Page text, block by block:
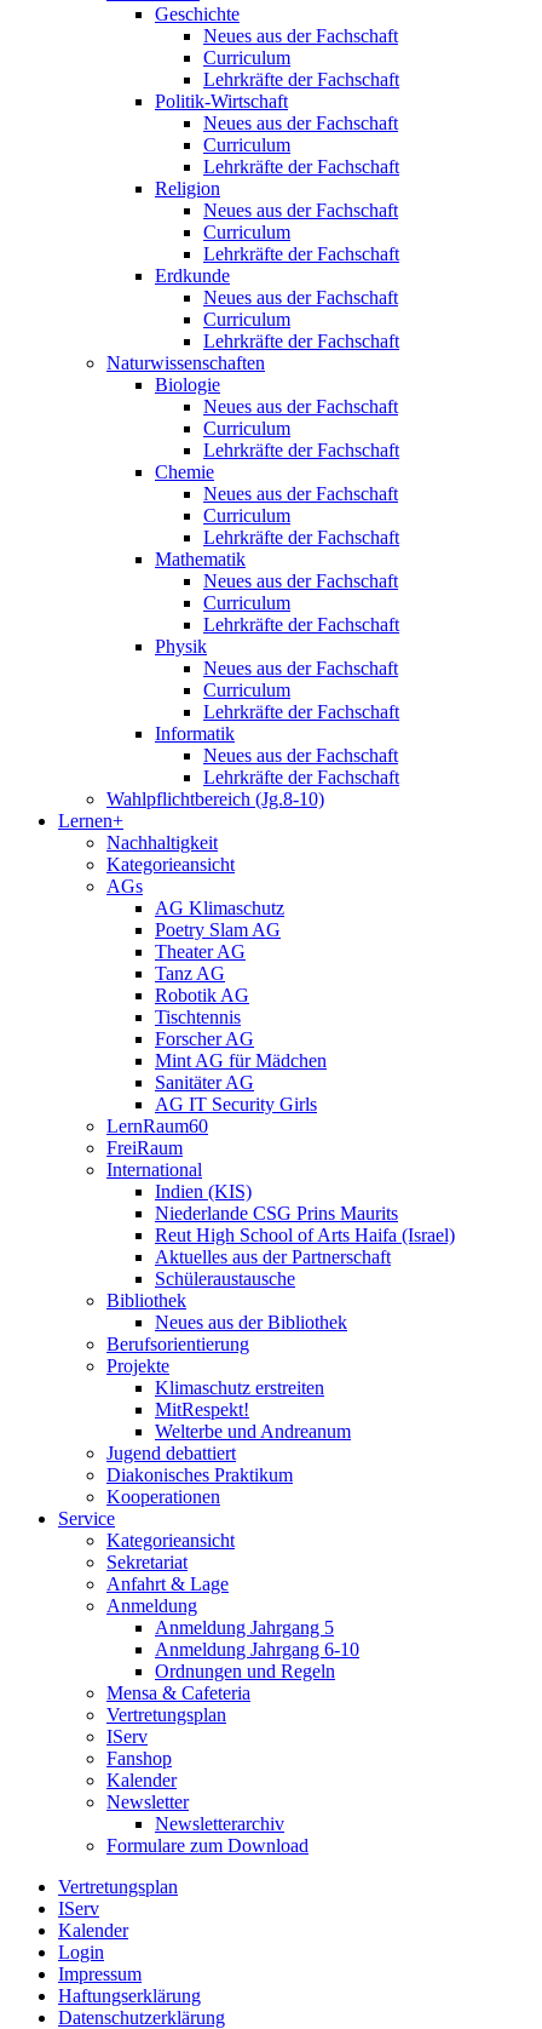
Geschichte
Neues aus der Fachschaft
Curriculum
Lehrkräfte der Fachschaft
Politik-Wirtschaft
Neues aus der Fachschaft
Curriculum
Lehrkräfte der Fachschaft
Religion
Neues aus der Fachschaft
Curriculum
Lehrkräfte der Fachschaft
Erdkunde
Neues aus der Fachschaft
Curriculum
Lehrkräfte der Fachschaft
Naturwissenschaften
Biologie
Neues aus der Fachschaft
Curriculum
Lehrkräfte der Fachschaft
Chemie
Neues aus der Fachschaft
Curriculum
Lehrkräfte der Fachschaft
Mathematik
Neues aus der Fachschaft
Curriculum
Lehrkräfte der Fachschaft
Physik
Neues aus der Fachschaft
Curriculum
Lehrkräfte der Fachschaft
Informatik
Neues aus der Fachschaft
Lehrkräfte der Fachschaft
Wahlpflichtbereich (Jg.8-10)
Lernen+
Nachhaltigkeit
Kategorieansicht
AGs
AG Klimaschutz
Poetry Slam AG
Theater AG
Tanz AG
Robotik AG
Tischtennis
Forscher AG
Mint AG für Mädchen
Sanitäter AG
AG IT Security Girls
LernRaum60
FreiRaum
International
Indien (KIS)
Niederlande CSG Prins Maurits
Reut High School of Arts Haifa (Israel)
Aktuelles aus der Partnerschaft
Schüleraustausche
Bibliothek
Neues aus der Bibliothek
Berufsorientierung
Projekte
Klimaschutz erstreiten
MitRespekt!
Welterbe und Andreanum
Jugend debattiert
Diakonisches Praktikum
Kooperationen
Service
Kategorieansicht
Sekretariat
Anfahrt & Lage
Anmeldung
Anmeldung Jahrgang 5
Anmeldung Jahrgang 6-10
Ordnungen und Regeln
Mensa & Cafeteria
Vertretungsplan
IServ
Fanshop
Kalender
Newsletter
Newsletterarchiv
Formulare zum Download
Vertretungsplan
IServ
Kalender
Login
Impressum
Haftungserklärung
Datenschutzerklärung